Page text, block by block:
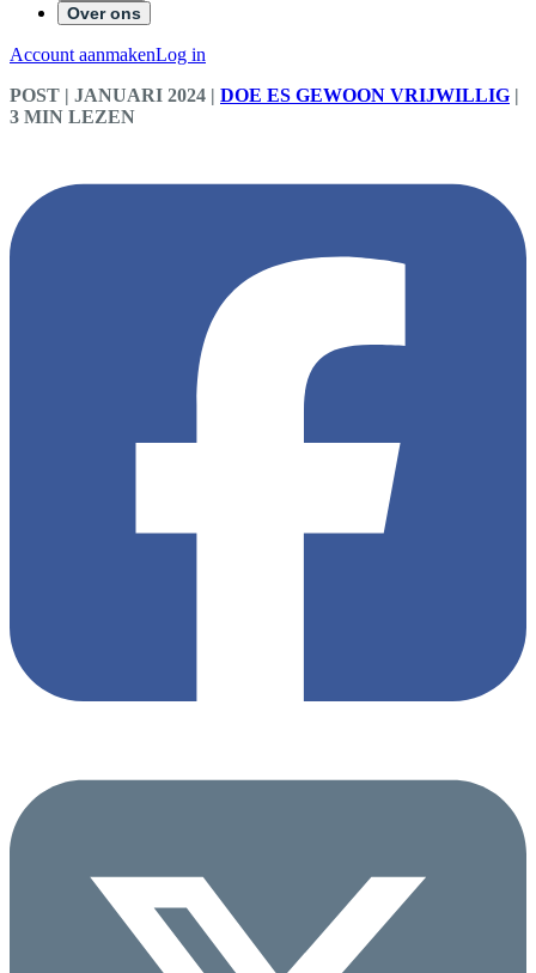
Over ons
Account aanmakenLog in
POST | JANUARI 2024 | DOE ES GEWOON VRIJWILLIG |
3 MIN LEZEN